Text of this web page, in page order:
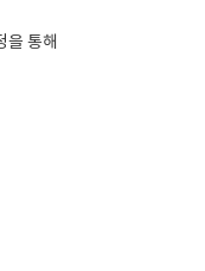
을 통해